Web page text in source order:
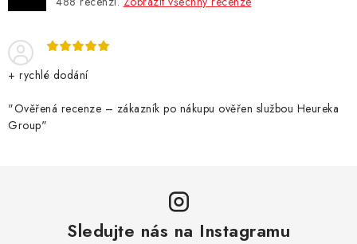
Kontakty
Prodejny
+ rychlé dodání
"Ověřená recenze – zákazník po nákupu ověřen službou Heureka
Group"
Sledujte nás na Instagramu